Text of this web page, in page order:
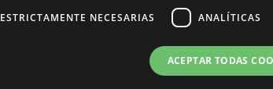
ESTRICTAMENTE NECESARIAS ANALÍTICAS
ACEPTAR TODAS